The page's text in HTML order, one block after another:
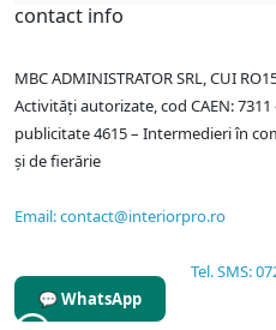
contact info
MBC ADMINISTRATOR SRL, CUI
Activități autorizate, cod CAEN:
publicitate 4615 – Intermedieri în
și de fierărie
Email: contact@interiorpro.ro
Tel. SMS:
💬 WhatsApp